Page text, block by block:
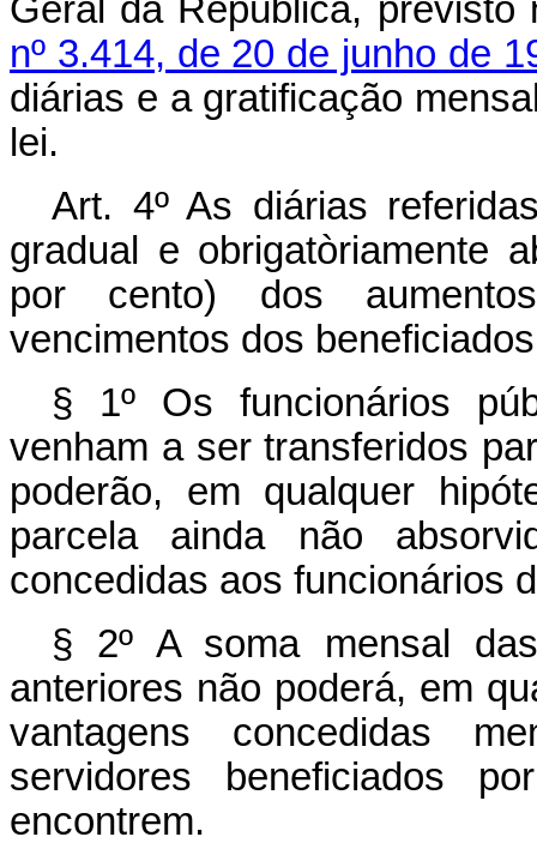
Geral da República,
nº 3.414, de 20 de junho de
diárias e a gratificação
lei.
Art. 4º As diárias
gradual e obrigatòriamente
por cento) dos
vencimentos dos
§ 1º Os funcionários
venham a ser transferidos
poderão, em qualquer
parcela ainda não
concedidas aos funcionários
§ 2º A soma mensal
anteriores não poderá, em
vantagens concedidas
servidores beneficiados
encontrem.